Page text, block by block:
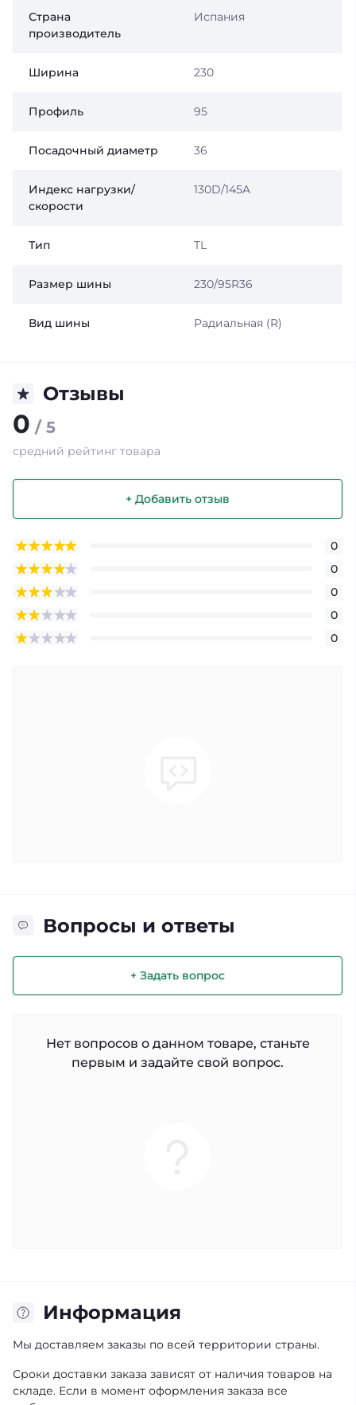
Страна
производитель
Испания
Ширина 230
Профиль 95
Посадочный диаметр 36
Индекс нагрузки/
скорости
130D/145A
Тип TL
Размер шины 230/95R36
Вид шины Радиальная (R)
Отзывы
0 / 5
средний рейтинг товара
+ Добавить отзыв
0
0
0
0
0
Вопросы и ответы
+ Задать вопрос
Нет вопросов о данном товаре, станьте
первым и задайте свой вопрос.
Информация
Мы доставляем заказы по всей территории страны.
Сроки доставки заказа зависят от наличия товаров на
складе. Если в момент оформления заказа все